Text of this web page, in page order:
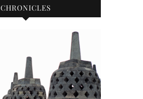
CHRONICLES